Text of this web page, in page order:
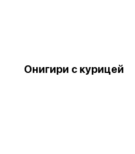
Онигири с курицей